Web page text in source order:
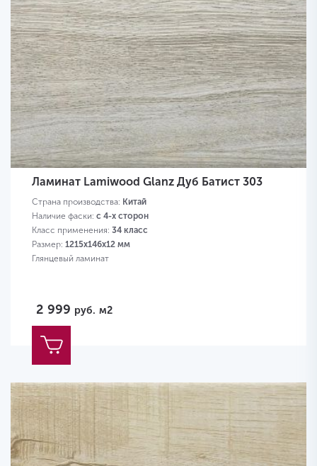
Ламинат Lamiwood Glanz Дуб Батист 303
Страна производства: Китай
Наличие фаски: с 4-х сторон
Класс применения: 34 класс
Размер: 1215х146х12 мм
Глянцевый ламинат
2 999 руб. м2